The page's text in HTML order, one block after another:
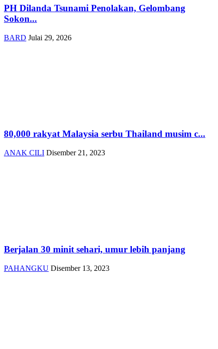
PH Dilanda Tsunami Penolakan, Gelombang
Sokon...
BARD Julai 29, 2026
80,000 rakyat Malaysia serbu Thailand musim c...
ANAK CILI Disember 21, 2023
Berjalan 30 minit sehari, umur lebih panjang
PAHANGKU Disember 13, 2023